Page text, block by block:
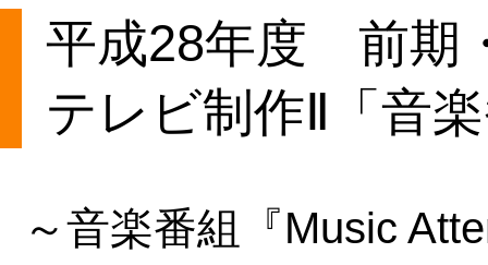
平成28年度 前期
テレビ制作Ⅱ「音
～音楽番組『Music